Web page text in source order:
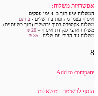
אפשרויות משלוח:
המשלוח יגיע תוך כ- 3 ימי עסקים
איסוף עצמי מהחנות בירושלים - בחינם
משלוח אקספרס בתוך ירושלים (תוך כשעתיים) -
משלוח ארצי לנקודת איסוף – 20 ₪
משלוח עד הבית עם שליח - 35
₪
8
Add to compare
הוסף לרשימת המשאלות